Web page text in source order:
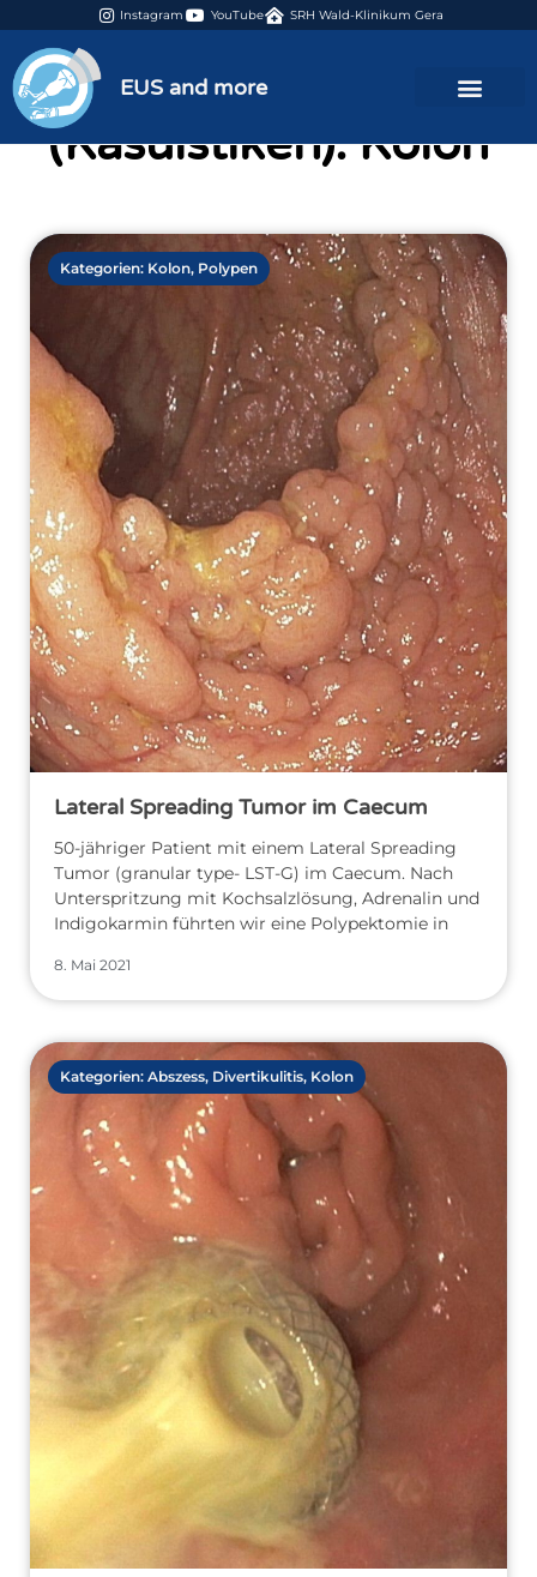
Instagram YouTube SRH Wald-Klinikum Gera
EUS and more
Kategorie
(Kasuistiken): Kolon
Kategorien: Kolon, Polypen
Lateral Spreading Tumor im Caecum
50-jähriger Patient mit einem Lateral Spreading
Tumor (granular type- LST-G) im Caecum. Nach
Unterspritzung mit Kochsalzlösung, Adrenalin und
Indigokarmin führten wir eine Polypektomie in
8. Mai 2021
Kategorien: Abszess, Divertikulitis, Kolon